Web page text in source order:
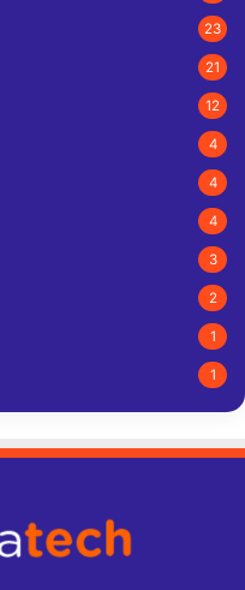
23
21
12
4
4
4
3
2
1
1